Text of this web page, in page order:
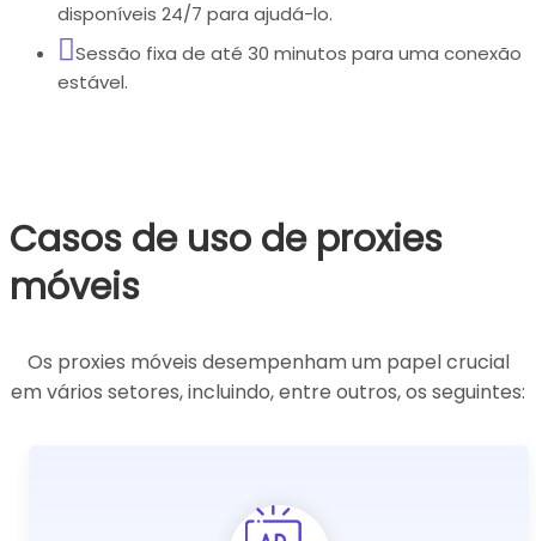
disponíveis 24/7 para ajudá-lo.
Sessão fixa de até 30 minutos para uma conexão
estável.
Casos de uso de proxies
móveis
Os proxies móveis desempenham um papel crucial
em vários setores, incluindo, entre outros, os seguintes: